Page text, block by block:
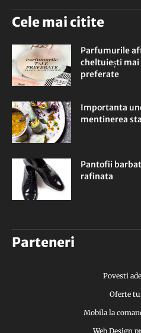
Cele mai citite
Parfumurile
cheltuiești
preferate
Importanta
mentinerea
Pantofii
rafinata
Parteneri
Povesti
Oferte
Mobila la
Web Design